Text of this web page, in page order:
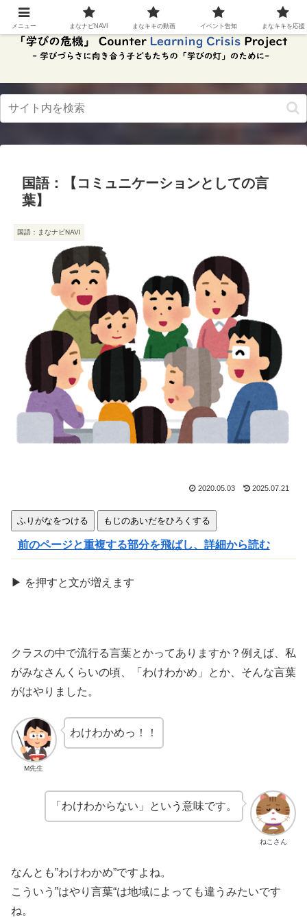
スク
リー
ンリ
ド。
この
ボタ
ンを
と、
ダー
国語：【コミュニケーションとしての言
葉】
国語：まなナビNAVI
2020.05.03 2025.07.21
ふりがなをつける もじのあいだをひろくする
前のページと重複する部分を飛ばし、詳細から読む
▶ を押すと文が増 えます
クラスの中で流行る言葉とかってありますか？ 例 えば、 私
がみなさんくらいの頃 、「わけわかめ」とか、そんな言葉
がはやりました。
M先生
わけわかめっ！！
ねこさん
「わけわからない」という意味です。
なんとも”わけわかめ”ですよね。
こういう”はやり 言葉“は地域によっても違 うみたいです
ね。
メニュー まなナビNAVI まなキキの動画 イベント告知 まなキキを応援